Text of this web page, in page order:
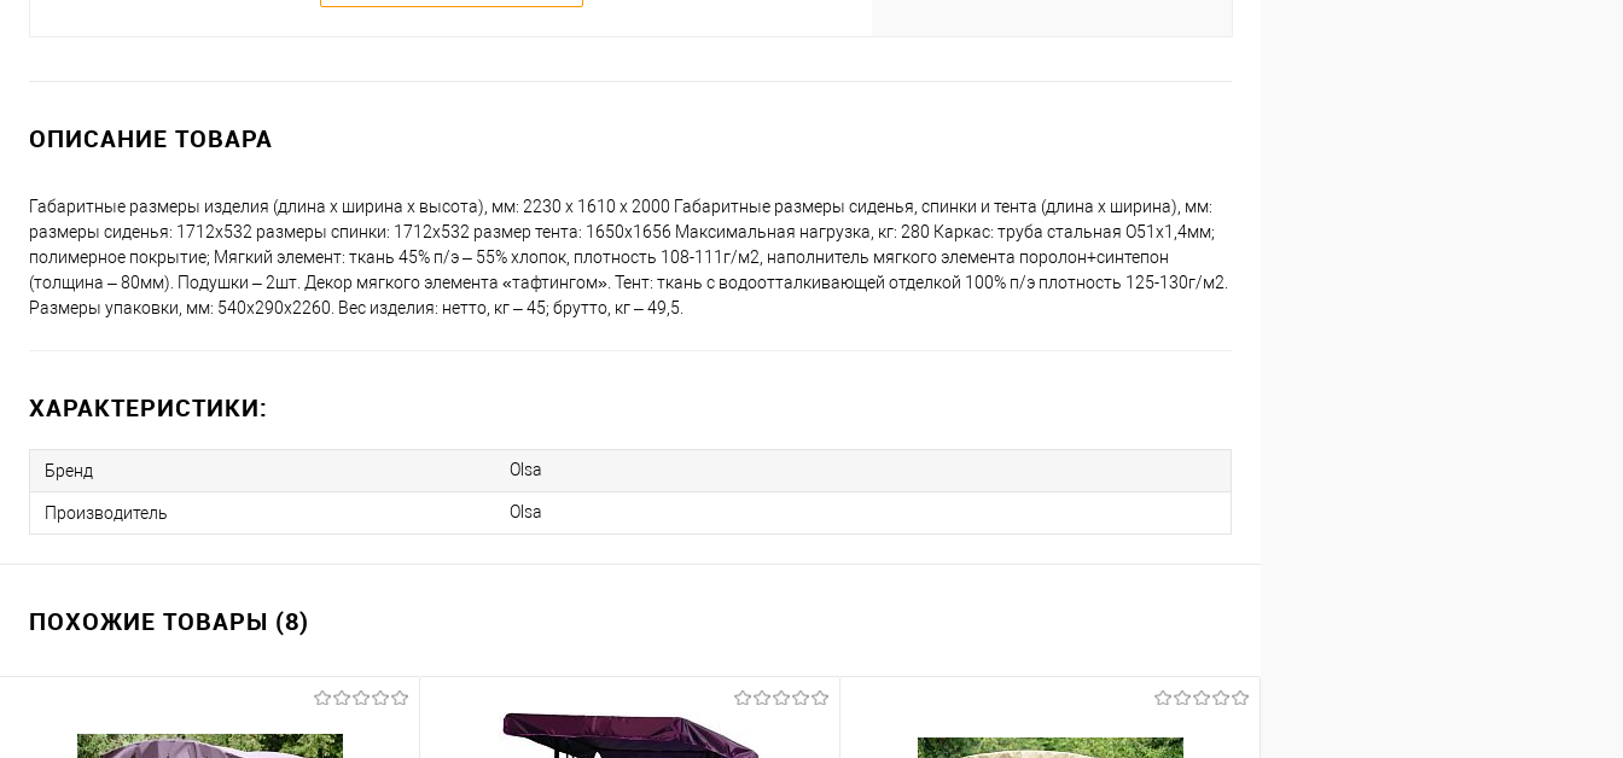
ОПИСАНИЕ ТОВАРА
Габаритные размеры изделия (длина х ширина х высота), мм: 2230 x 1610 x 2000 Габаритные размеры сиденья, спинки и тента (длина х ширина), мм:
размеры сиденья: 1712x532 размеры спинки: 1712x532 размер тента: 1650х1656 Максимальная нагрузка, кг: 280 Каркас: труба стальная O51х1,4мм;
полимерное покрытие; Мягкий элемент: ткань 45% п/э – 55% хлопок, плотность 108-111г/м2, наполнитель мягкого элемента поролон+синтепон
(толщина – 80мм). Подушки – 2шт. Декор мягкого элемента «тафтингом». Тент: ткань с водоотталкивающей отделкой 100% п/э плотность 125-130г/м2.
Размеры упаковки, мм: 540х290х2260. Вес изделия: нетто, кг – 45; брутто, кг – 49,5.
ХАРАКТЕРИСТИКИ:
Бренд Olsa
Производитель Olsa
ПОХОЖИЕ ТОВАРЫ (8)